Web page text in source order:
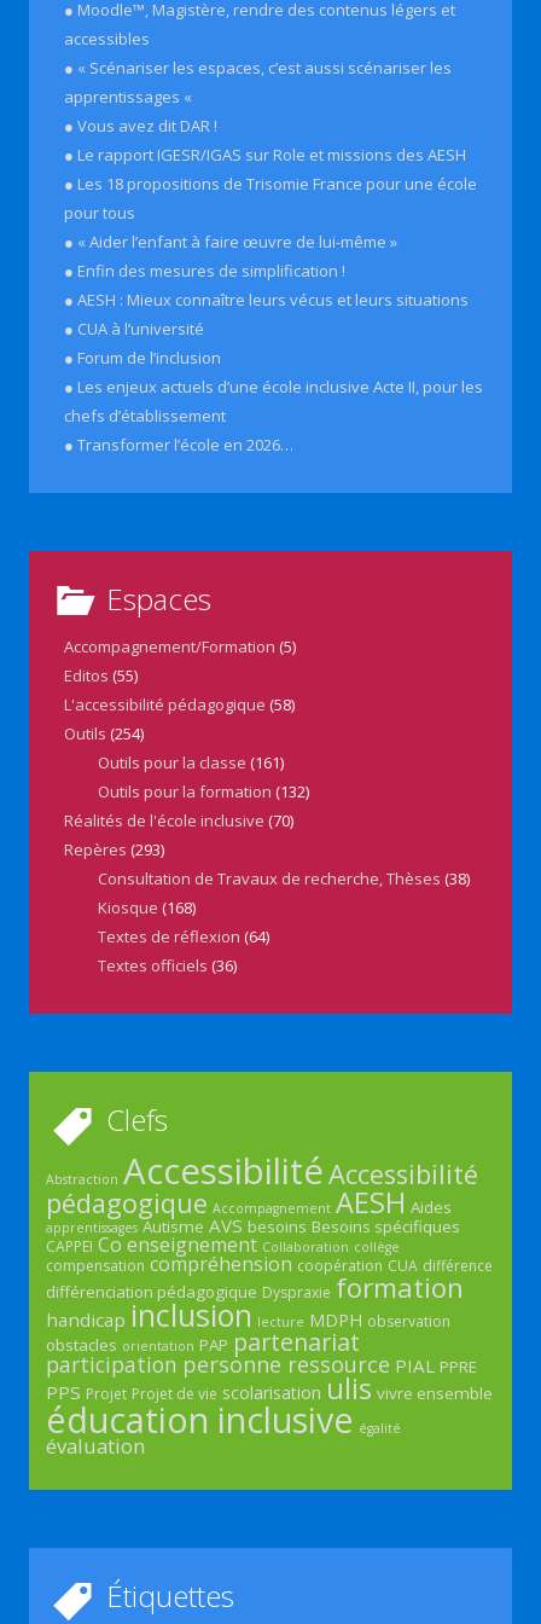
● Moodle™, Magistère, rendre des contenus légers et
accessibles
● « Scénariser les espaces, c’est aussi scénariser les
apprentissages «
● Vous avez dit DAR !
● Le rapport IGESR/IGAS sur Role et missions des AESH
● Les 18 propositions de Trisomie France pour une école
pour tous
● « Aider l’enfant à faire œuvre de lui-même »
● Enfin des mesures de simplification !
● AESH : Mieux connaître leurs vécus et leurs situations
● CUA à l’université
● Forum de l’inclusion
● Les enjeux actuels d’une école inclusive Acte II, pour les
chefs d’établissement
● Transformer l’école en 2026…
Espaces
Accompagnement/Formation (5)
Editos (55)
L'accessibilité pédagogique (58)
Outils (254)
Outils pour la classe (161)
Outils pour la formation (132)
Réalités de l'école inclusive (70)
Repères (293)
Consultation de Travaux de recherche, Thèses (38)
Kiosque (168)
Textes de réflexion (64)
Textes officiels (36)
Clefs
Abstraction AccessibilitéAccessibilité
pédagogique Accompagnement AESH Aides
apprentissages Autisme AVS besoins Besoins spécifiques
CAPPEI Co enseignement Collaboration collège
compensation compréhension coopération CUA différence
différenciation pédagogique Dyspraxie formation
handicap inclusion lecture MDPH observation
obstacles orientation PAP partenariat
participation personne ressource PIAL PPRE
PPS Projet Projet de vie scolarisation ulis vivre ensemble
éducation inclusive égalité
évaluation
Étiquettes